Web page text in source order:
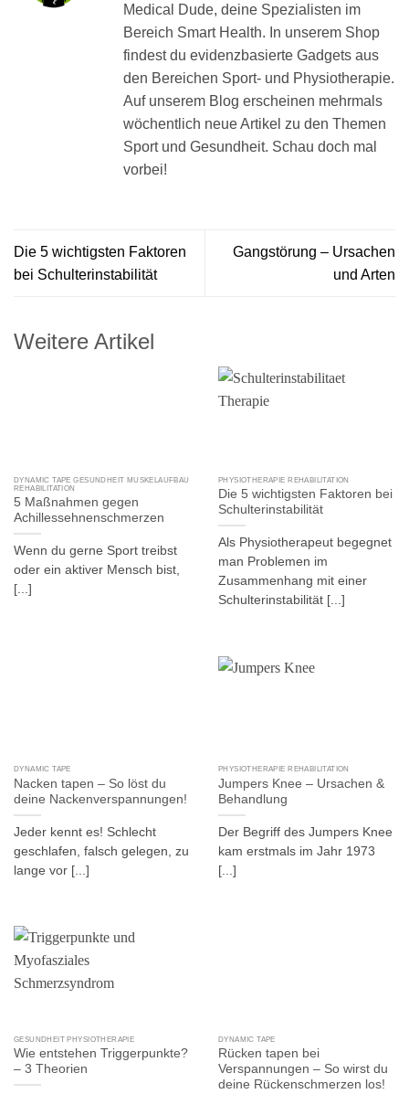
Medical Dude, deine Spezialisten im
Bereich Smart Health. In unserem Shop
findest du evidenzbasierte Gadgets aus
den Bereichen Sport- und Physiotherapie.
Auf unserem Blog erscheinen mehrmals
wöchentlich neue Artikel zu den Themen
Sport und Gesundheit. Schau doch mal
vorbei!
Die 5 wichtigsten Faktoren
bei Schulterinstabilität
Gangstörung – Ursachen
und Arten
Weitere Artikel
DYNAMIC TAPE GESUNDHEIT MUSKELAUFBAU
REHABILITATION
5 Maßnahmen gegen
Achillessehnenschmerzen
Wenn du gerne Sport treibst
oder ein aktiver Mensch bist,
[...]
PHYSIOTHERAPIE REHABILITATION
Die 5 wichtigsten Faktoren bei
Schulterinstabilität
Als Physiotherapeut begegnet
man Problemen im
Zusammenhang mit einer
Schulterinstabilität [...]
DYNAMIC TAPE
Nacken tapen – So löst du
deine Nackenverspannungen!
Jeder kennt es! Schlecht
geschlafen, falsch gelegen, zu
lange vor [...]
PHYSIOTHERAPIE REHABILITATION
Jumpers Knee – Ursachen &
Behandlung
Der Begriff des Jumpers Knee
kam erstmals im Jahr 1973
[...]
GESUNDHEIT PHYSIOTHERAPIE
Wie entstehen Triggerpunkte?
– 3 Theorien
DYNAMIC TAPE
Rücken tapen bei
Verspannungen – So wirst du
deine Rückenschmerzen los!